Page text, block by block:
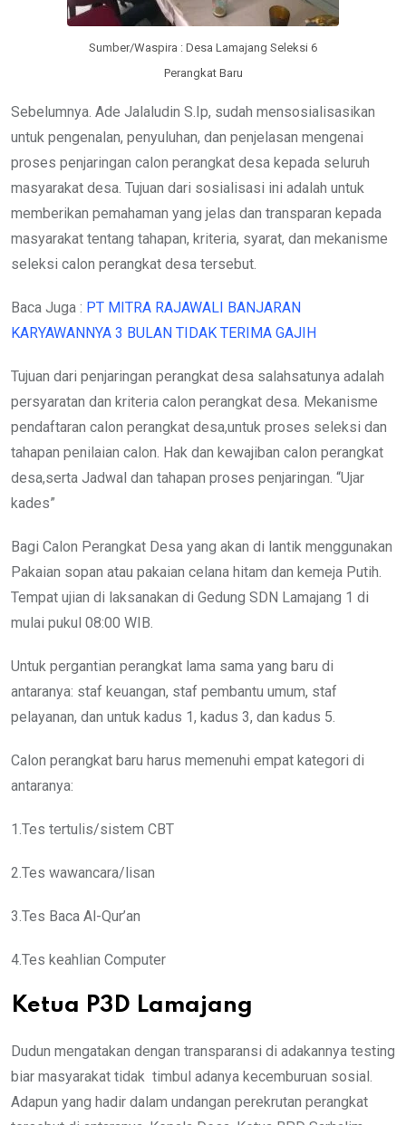
Sumber/Waspira : Desa Lamajang Seleksi 6
Perangkat Baru
Sebelumnya. Ade Jalaludin S.Ip, sudah mensosialisasikan
untuk pengenalan, penyuluhan, dan penjelasan mengenai
proses penjaringan calon perangkat desa kepada seluruh
masyarakat desa. Tujuan dari sosialisasi ini adalah untuk
memberikan pemahaman yang jelas dan transparan kepada
masyarakat tentang tahapan, kriteria, syarat, dan mekanisme
seleksi calon perangkat desa tersebut.
Baca Juga : PT MITRA RAJAWALI BANJARAN
KARYAWANNYA 3 BULAN TIDAK TERIMA GAJIH
Tujuan dari penjaringan perangkat desa salahsatunya adalah
persyaratan dan kriteria calon perangkat desa. Mekanisme
pendaftaran calon perangkat desa,untuk proses seleksi dan
tahapan penilaian calon. Hak dan kewajiban calon perangkat
desa,serta Jadwal dan tahapan proses penjaringan. “Ujar
kades”
Bagi Calon Perangkat Desa yang akan di lantik menggunakan
Pakaian sopan atau pakaian celana hitam dan kemeja Putih.
Tempat ujian di laksanakan di Gedung SDN Lamajang 1 di
mulai pukul 08:00 WIB.
Untuk pergantian perangkat lama sama yang baru di
antaranya: staf keuangan, staf pembantu umum, staf
pelayanan, dan untuk kadus 1, kadus 3, dan kadus 5.
Calon perangkat baru harus memenuhi empat kategori di
antaranya:
1.Tes tertulis/sistem CBT
2.Tes wawancara/lisan
3.Tes Baca Al-Qur’an
4.Tes keahlian Computer
Ketua P3D Lamajang
Dudun mengatakan dengan transparansi di adakannya testing
biar masyarakat tidak timbul adanya kecemburuan sosial.
Adapun yang hadir dalam undangan perekrutan perangkat